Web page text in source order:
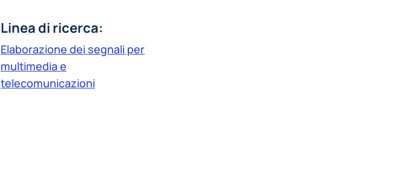
Linea di ricerca:
Elaborazione dei segnali per
multimedia e
telecomunicazioni